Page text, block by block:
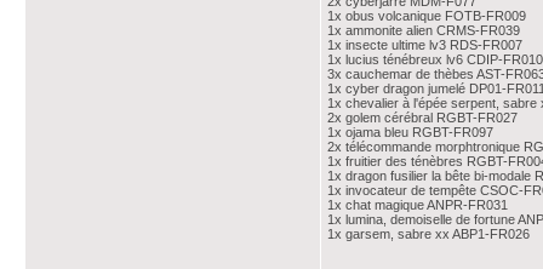
1x obus volcanique FOTB-FR009
1x ammonite alien CRMS-FR039
1x insecte ultime lv3 RDS-FR007
1x lucius ténébreux lv6 CDIP-FR010
3x cauchemar de thèbes AST-
1x cyber dragon jumelé DP01-
1x chevalier à l'épée serpent, sabre
2x golem cérébral RGBT-FR027
1x ojama bleu RGBT-FR097
2x télécommande morphtronique
1x fruitier des ténèbres RGBT-
1x dragon fusilier la bête bi-modale
1x invocateur de tempête CSOC-
1x chat magique ANPR-FR031
1x lumina, demoiselle de fortune
1x garsem, sabre xx ABP1-FR026